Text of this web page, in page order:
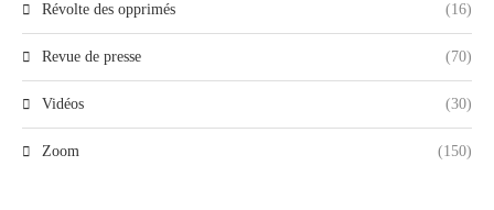
Révolte des opprimés (16)
Revue de presse (70)
Vidéos (30)
Zoom (150)